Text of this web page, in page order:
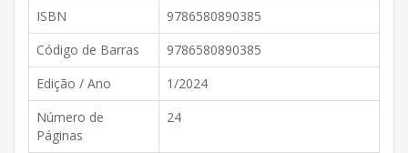
ISBN
9786580890385
Código de Barras
9786580890385
Edição / Ano
1/2024
Número de
Páginas
24